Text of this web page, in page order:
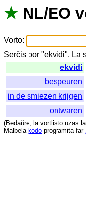
★ NL/EO
Vorto:
Serĉis por "ekvidi". La
ekvidi
bespeuren
in de smiezen krijgen
ontwaren
(Bedaŭre, la vortlisto uzas la
Malbela kodo programita far